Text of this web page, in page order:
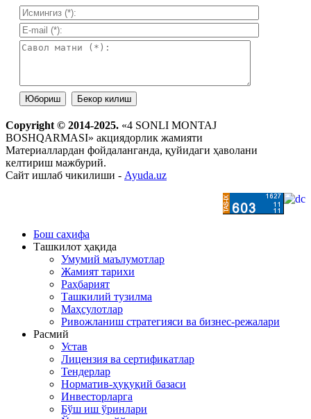
Copyright © 2014-2025. «4 SONLI MONTAJ
BOSHQARMASI» акциядорлик жамияти
Материаллардан фойдаланганда, қуйидаги ҳаволани
келтириш мажбурий.
Сайт ишлаб чикилиши - Ayuda.uz
Бош саҳифа
Ташкилот ҳақида
Умумий маълумотлар
Жамият тарихи
Раҳбарият
Ташкилий тузилма
Маҳсулотлар
Ривожланиш стратегияси ва бизнес-режалари
Расмий
Устав
Лицензия ва сертификатлар
Тендерлар
Норматив-ҳуқуқий базаси
Инвесторларга
Бўш иш ўринлари